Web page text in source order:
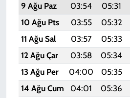
9 Ağu Paz
03:54 05:31
10 Ağu Pts
03:55 05:32
11 Ağu Sal
03:57 05:33
12 Ağu Çar
03:58 05:34
13 Ağu Per
04:00 05:35
14 Ağu Cum
04:01 05:36